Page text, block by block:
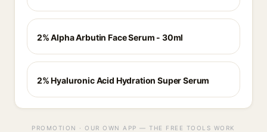
2% Alpha Arbutin Face Serum - 30ml
2% Hyaluronic Acid Hydration Super Serum
PROMOTION · OUR OWN APP — THE FREE TOOLS WORK